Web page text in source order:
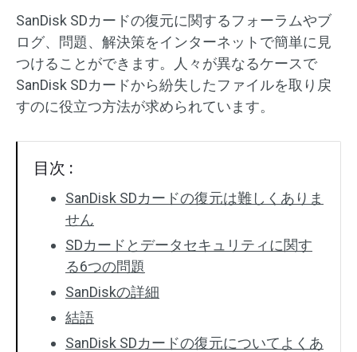
SanDisk SDカードの復元に関するフォーラムやブ
ログ、問題、解決策をインターネットで簡単に見
つけることができます。人々が異なるケースで
SanDisk SDカードから紛失したファイルを取り戻
すのに役立つ方法が求められています。
目次 :
SanDisk SDカードの復元は難しくありま
せん
SDカードとデータセキュリティに関す
る6つの問題
SanDiskの詳細
結語
SanDisk SDカードの復元についてよくあ